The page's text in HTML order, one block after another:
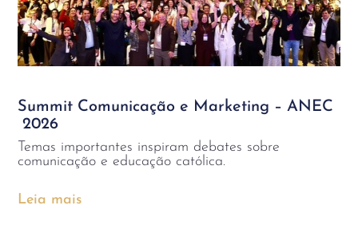
Summit Comunicação e Marketing – ANEC
2026
Temas importantes inspiram debates sobre
comunicação e educação católica.
Leia mais